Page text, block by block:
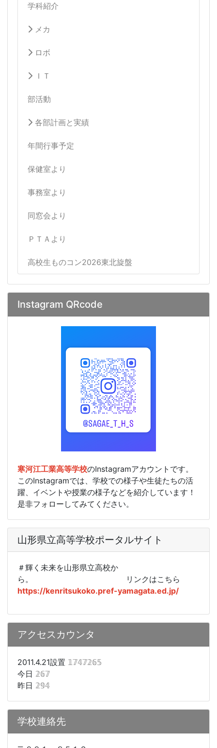
学科紹介
メカ
ロボ
ＩＴ
部活動
各部計画と実績
年間行事予定
保健室より
事務室より
同窓会より
ＰＴＡより
高校生ものコン2026東北旋盤
Instagram QRcode
寒河江工業高等学校のInstagramアカウントです。
このInstagramでは、学校での様子や生徒たちの活
躍、イベントや授業の様子などを紹介しています！
是非フォローしてみてください。
山形県立高等学校ポータルサイト
＃輝く未来を山形県立高校か
ら。
リンクはこちら
https://kenritsukoko.pref-yamagata.ed.jp/
アクセスカウンタ
2011.4.21設置 𝟙𝟟𝟜𝟟𝟚𝟞𝟝
今日 𝟚𝟞𝟟
昨日 𝟚𝟡𝟜
学校連絡先